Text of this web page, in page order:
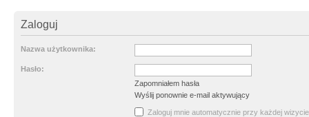
Zaloguj
Nazwa użytkownika:
Hasło:
Zapomniałem hasła
Wyślij ponownie e-mail aktywujący
Zaloguj mnie automatycznie przy każdej wizycie